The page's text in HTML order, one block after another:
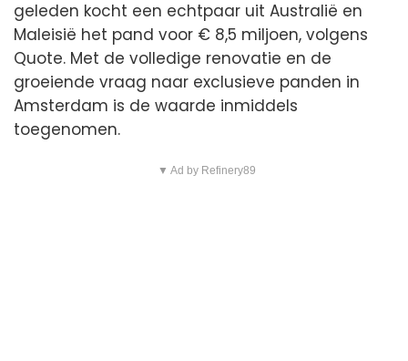
geleden kocht een echtpaar uit Australië en
Maleisië het pand voor € 8,5 miljoen, volgens
Quote. Met de volledige renovatie en de
groeiende vraag naar exclusieve panden in
Amsterdam is de waarde inmiddels
toegenomen.
▼ Ad by Refinery89